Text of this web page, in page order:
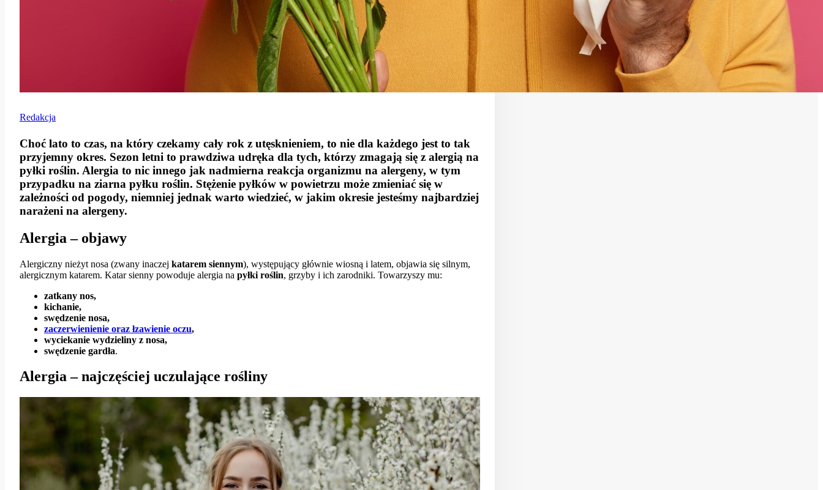
Redakcja
Choć lato to czas, na który czekamy cały rok z utęsknieniem, to nie dla każdego jest to tak
przyjemny okres. Sezon letni to prawdziwa udręka dla tych, którzy zmagają się z alergią na
pyłki roślin. Alergia to nic innego jak nadmierna reakcja organizmu na alergeny, w tym
przypadku na ziarna pyłku roślin. Stężenie pyłków w powietrzu może zmieniać się w
zależności od pogody, niemniej jednak warto wiedzieć, w jakim okresie jesteśmy najbardziej
narażeni na alergeny.
Alergia – objawy
Alergiczny nieżyt nosa (zwany inaczej katarem siennym), występujący głównie wiosną i latem, objawia się silnym,
alergicznym katarem. Katar sienny powoduje alergia na pyłki roślin, grzyby i ich zarodniki. Towarzyszy mu:
zatkany nos,
kichanie,
swędzenie nosa,
zaczerwienienie oraz łzawienie oczu,
wyciekanie wydzieliny z nosa,
swędzenie gardła.
Alergia – najczęściej uczulające rośliny